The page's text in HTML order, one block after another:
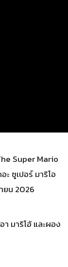
Super Mario
ซูเปอร์ มาริโอ
ยน 2026
มาริโอ้ และผอง